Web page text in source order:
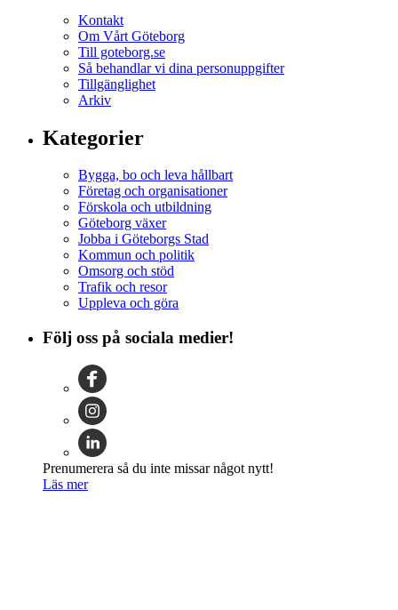
Kontakt
Om Vårt Göteborg
Till goteborg.se
Så behandlar vi dina personuppgifter
Tillgänglighet
Arkiv
Kategorier
Bygga, bo och leva hållbart
Företag och organisationer
Förskola och utbildning
Göteborg växer
Jobba i Göteborgs Stad
Kommun och politik
Omsorg och stöd
Trafik och resor
Uppleva och göra
Följ oss på sociala medier!
Prenumerera så du inte missar något nytt!
Läs mer